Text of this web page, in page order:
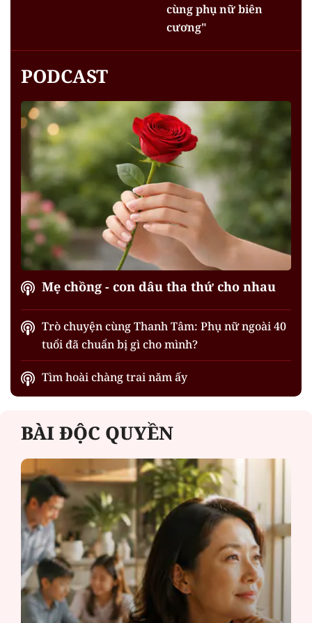
cùng phụ nữ biên
cương"
PODCAST
Mẹ chồng - con dâu tha thứ cho nhau
Trò chuyện cùng Thanh Tâm: Phụ nữ ngoài 40
tuổi đã chuẩn bị gì cho mình?
Tìm hoài chàng trai năm ấy
BÀI ĐỘC QUYỀN